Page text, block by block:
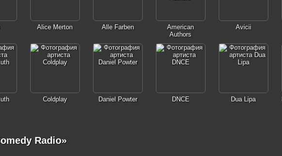
Alice Merton Alle Farben
American
Authors
Avicii
Coldplay Daniel Powter DNCE Dua Lipa
Radio»